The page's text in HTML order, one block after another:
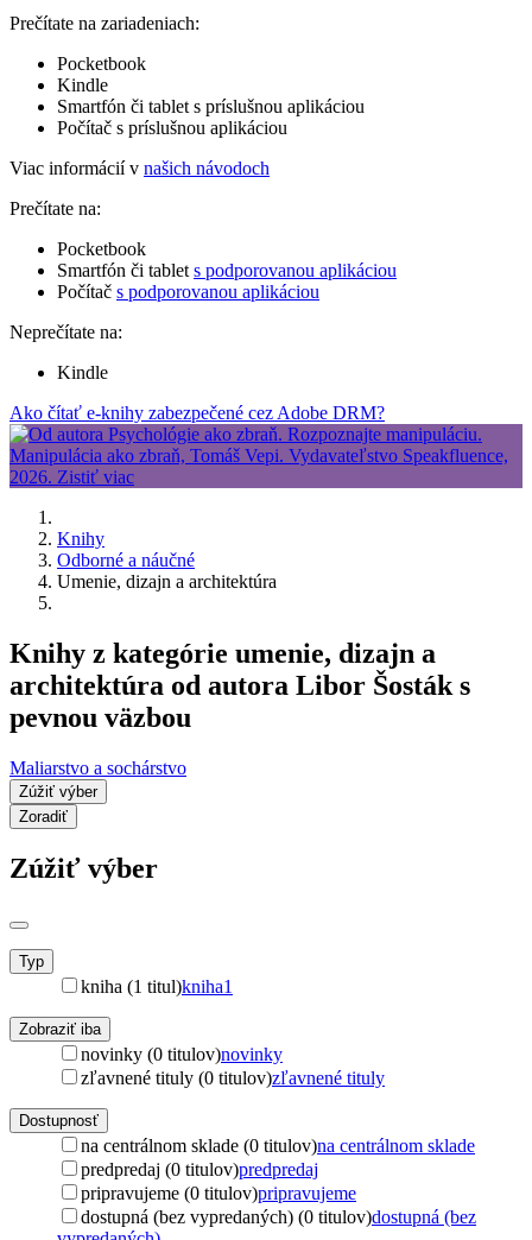
Prečítate na zariadeniach:
Pocketbook
Kindle
Smartfón či tablet s príslušnou aplikáciou
Počítač s príslušnou aplikáciou
Viac informácií v našich návodoch
Prečítate na:
Pocketbook
Smartfón či tablet s podporovanou aplikáciou
Počítač s podporovanou aplikáciou
Neprečítate na:
Kindle
Ako čítať e-knihy zabezpečené cez Adobe DRM?
Knihy
Odborné a náučné
Umenie, dizajn a architektúra
Knihy z kategórie umenie, dizajn a
architektúra od autora Libor Šosták s
pevnou väzbou
Maliarstvo a sochárstvo
Zúžiť výber
Zoradiť
Zúžiť výber
Typ
kniha (1 titul)kniha1
Zobraziť iba
novinky (0 titulov)novinky
zľavnené tituly (0 titulov)zľavnené tituly
Dostupnosť
na centrálnom sklade (0 titulov)na centrálnom sklade
predpredaj (0 titulov)predpredaj
pripravujeme (0 titulov)pripravujeme
dostupná (bez vypredaných) (0 titulov)dostupná (bez